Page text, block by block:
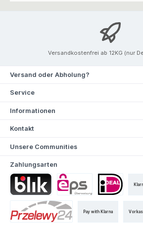
Versandkostenfrei ab 12KG (nur
Versand oder Abholung?
Service
Informationen
Kontakt
Unsere Communities
Zahlungsarten
Pay with Klarna